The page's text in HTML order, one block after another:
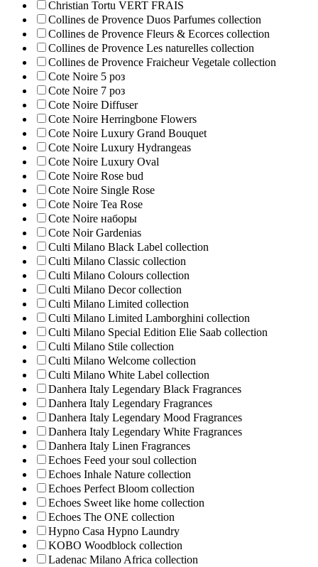
Christian Tortu VERT FRAIS
Collines de Provence Duos Parfumes collection
Collines de Provence Fleurs & Ecorces collection
Collines de Provence Les naturelles collection
Collines de Рrovencе Fraicheur Vegetale collection
Cote Noire 5 роз
Cote Noire 7 роз
Cote Noire Diffuser
Cote Noire Herringbone Flowers
Cote Noire Luxury Grand Bouquet
Cote Noire Luxury Hydrangeas
Cote Noire Luxury Oval
Cote Noire Rose bud
Cote Noire Single Rose
Cote Noire Tea Rose
Cote Noire наборы
Cote Noir Gardenias
Culti Milano Black Label collection
Culti Milano Classic collection
Culti Milano Colours collection
Culti Milano Decor collection
Culti Milano Limited collection
Culti Milano Limited Lamborghini collection
Culti Milano Special Edition Elie Saab collection
Culti Milano Stile collection
Culti Milano Welcome collection
Culti Milano White Label collection
Danhera Italy Legendary Black Fragrances
Danhera Italy Legendary Fragrances
Danhera Italy Legendary Mood Fragrances
Danhera Italy Legendary White Fragrances
Danhera Italy Linen Fragrances
Echoes Feed your soul collection
Echoes Inhale Nature collection
Echoes Perfect Bloom collection
Echoes Sweet like home collection
Echoes The ONE collection
Hypno Casa Hypno Laundry
KOBO Woodblock collection
Ladenac Milano Africa collection